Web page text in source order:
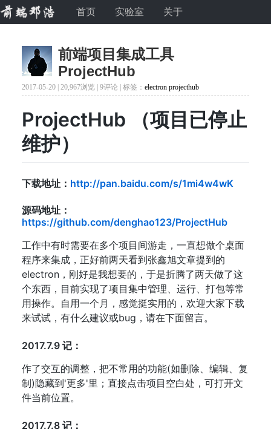
首页 实验室 关于
前端项目集成工具
ProjectHub
2017-05-20 | 20,967浏览 | 9评论 | 标签： electron projecthub
ProjectHub （项目已停止
维护）
下载地址： http://pan.baidu.com/s/1mi4w4wK
源码地址：
https://github.com/denghao123/ProjectHub
工作中有时需要在多个项目间游走，一直想做个桌面
程序来集成，正好前两天看到张鑫旭文章提到的
electron，刚好是我想要的，于是折腾了两天做了这
个东西，目前实现了项目集中管理、运行、打包等常
用操作。自用一个月，感觉挺实用的，欢迎大家下载
来试试，有什么建议或bug，请在下面留言。
2017.7.9 记：
作了交互的调整，把不常用的功能(如删除、编辑、复
制)隐藏到'更多'里；直接点击项目空白处，可打开文
件当前位置。
2017.7.8 记：